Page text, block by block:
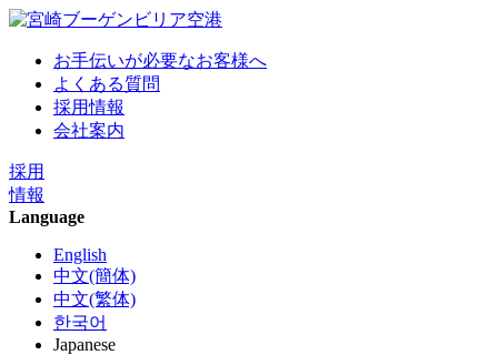
お手伝いが必要なお客様へ
よくある質問
採用情報
会社案内
採用
情報
Language
English
中文(簡体)
中文(繁体)
한국어
Japanese